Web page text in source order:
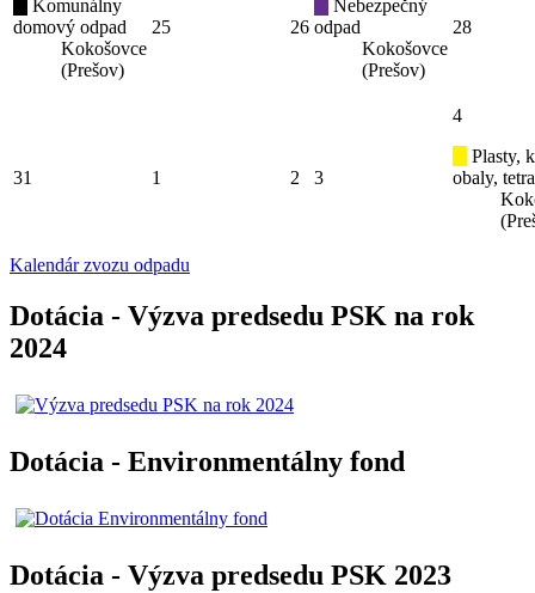
Komunálny
domový odpad
Kokošovce
(Prešov)
25 26
Nebezpečný
odpad
Kokošovce
(Prešov)
28
31 1 2 3
4
Plasty,
obaly,
Kalendár zvozu odpadu
Dotácia - Výzva predsedu PSK na rok
2024
Dotácia - Environmentálny fond
Dotácia - Výzva predsedu PSK 2023